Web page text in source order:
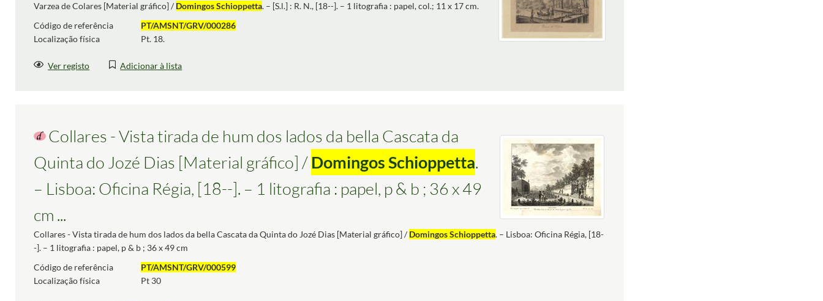
Varzea de Colares [Material gráfico] / Domingos Schioppetta. – [S.l.] : R. N., [18--]. – 1 litografia : papel, col.; 11 x 17 cm.
Código de referência
PT/AMSNT/GRV/000286
Localização física
Pt. 18.
Ver registo Adicionar à lista
Collares - Vista tirada de hum dos lados da bella Cascata da
Quinta do Jozé Dias [Material gráfico] / Domingos Schioppetta.
– Lisboa: Oficina Régia, [18--]. – 1 litografia : papel, p & b ; 36 x 49
cm ...
Collares - Vista tirada de hum dos lados da bella Cascata da Quinta do Jozé Dias [Material gráfico] / Domingos Schioppetta. – Lisboa: Oficina Régia, [18-
-]. – 1 litografia : papel, p & b ; 36 x 49 cm
Código de referência
PT/AMSNT/GRV/000599
Localização física
Pt 30